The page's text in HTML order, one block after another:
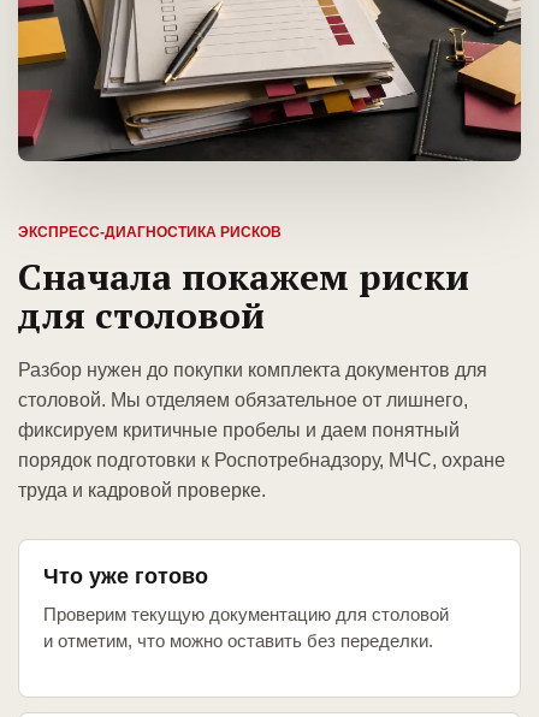
ЭКСПРЕСС-ДИАГНОСТИКА РИСКОВ
Сначала покажем риски
для столовой
Разбор нужен до покупки комплекта документов для
столовой. Мы отделяем обязательное от лишнего,
фиксируем критичные пробелы и даем понятный
порядок подготовки к Роспотребнадзору, МЧС, охране
труда и кадровой проверке.
Что уже готово
Проверим текущую документацию для столовой
и отметим, что можно оставить без переделки.